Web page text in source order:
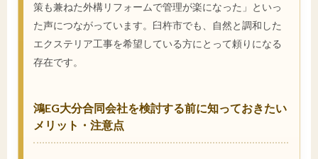
策も兼ねた外構リフォームで管理が楽になった」といっ
た声につながっています。臼杵市でも、自然と調和した
エクステリア工事を希望している方にとって頼りになる
存在です。
鴻EG大分合同会社を検討する前に知っておきたい
メリット・注意点